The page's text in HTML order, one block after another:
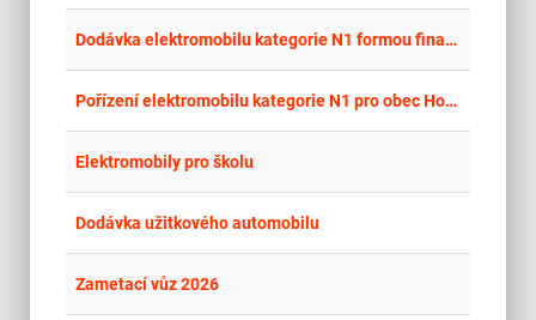
Dodávka elektromobilu kategorie N1 formou finančního leasingu
Pořízení elektromobilu kategorie N1 pro obec Hovorany
Elektromobily pro školu
Dodávka užitkového automobilu
Zametací vůz 2026